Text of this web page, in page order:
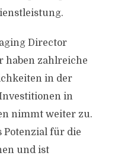
Director
haben zahlreiche
in der
in
nimmt weiter zu.
Potenzial für die
und ist